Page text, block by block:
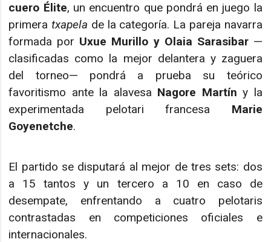
cuero Élite, un encuentro que pondrá en juego la
primeratxapela de la categoría. La pareja navarra
formada por Uxue Murillo y Olaia Sarasibar—
clasificadas como la mejor delantera y zaguera
del torneo— pondrá a prueba su teórico
favoritismo ante la alavesa Nagore Martín y la
experimentada pelotari francesa Marie
Goyenetche.
El partido se disputará al mejor de tres sets: dos
a 15 tantos y un tercero a 10 en caso de
desempate, enfrentando a cuatro pelotaris
contrastadas en competiciones oficiales e
internacionales.